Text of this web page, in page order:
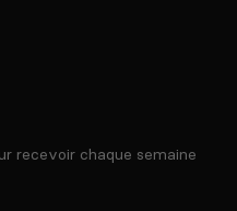
recevoir chaque semaine